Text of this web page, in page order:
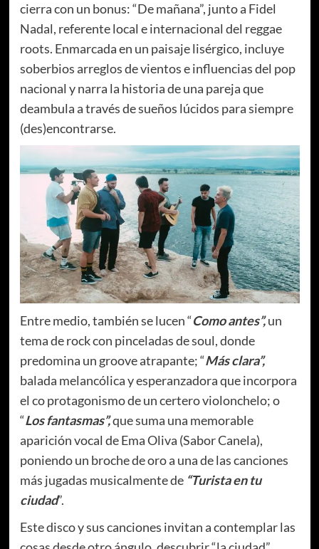
cierra con un bonus: “De mañana”, junto a Fidel
Nadal, referente local e internacional del reggae
roots. Enmarcada en un paisaje lisérgico, incluye
soberbios arreglos de vientos e influencias del pop
nacional y narra la historia de una pareja que
deambula a través de sueños lúcidos para siempre
(des)encontrarse.
Entre medio, también se lucen “Como antes”,un
tema de rock con pinceladas de soul, donde
predomina un groove atrapante; “Más clara”,
balada melancólica y esperanzadora que incorpora
el co protagonismo de un certero violonchelo; o
“Los fantasmas”,que suma una memorable
aparición vocal de Ema Oliva (Sabor Canela),
poniendo un broche de oro a una de las canciones
más jugadas musicalmente de “Turista en tu
ciudad”.
Este disco y sus canciones invitan a contemplar las